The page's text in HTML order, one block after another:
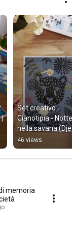
|
Set creativo -
Cianotipia - Notte
nella savana
| Set creativi
46 views
memoria